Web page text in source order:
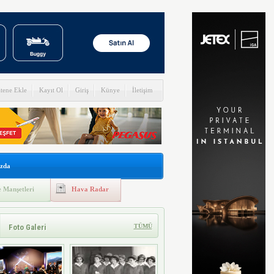
Ekle Kayıt Ol Giriş Künye İletişim
Manşetleri Hava Radar
Foto Galeri TÜMÜ